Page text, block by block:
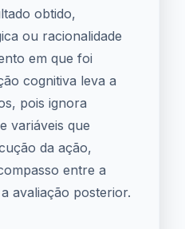
obtido,
ou racionalidade
em que foi
cognitiva leva a
pois ignora
variáveis que
da ação,
entre a
avaliação posterior.